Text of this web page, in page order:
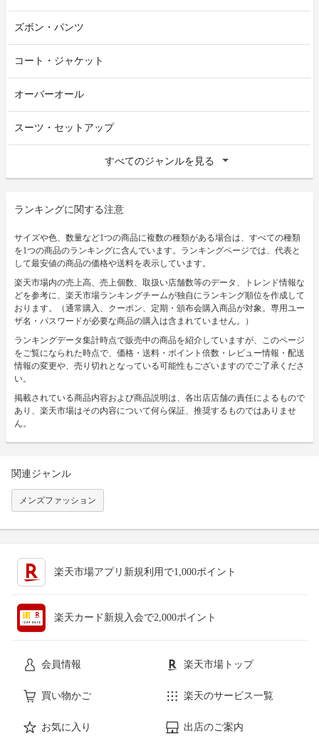
ズボン・パンツ
コート・ジャケット
オーバーオール
スーツ・セットアップ
すべてのジャンルを見る
ランキングに関する注意
サイズや色、数量など1つの商品に複数の種類がある場合は、すべての種類
を1つの商品のランキングに含んでいます。ランキングページでは、代表と
して最安値の商品の価格や送料を表示しています。
楽天市場内の売上高、売上個数、取扱い店舗数等のデータ、トレンド情報な
どを参考に、楽天市場ランキングチームが独自にランキング順位を作成して
おります。（通常購入、クーポン、定期・頒布会購入商品が対象。専用ユー
ザ名・パスワードが必要な商品の購入は含まれていません。）
ランキングデータ集計時点で販売中の商品を紹介していますが、このページ
をご覧になられた時点で、価格・送料・ポイント倍数・レビュー情報・配送
情報の変更や、売り切れとなっている可能性もございますのでご了承くださ
い。
掲載されている商品内容および商品説明は、各出店店舗の責任によるもので
あり、楽天市場はその内容について何ら保証、推奨するものではありませ
ん。
関連ジャンル
メンズファッション
楽天市場アプリ新規利用で1,000ポイント
楽天カード新規入会で2,000ポイント
会員情報 楽天市場トップ
買い物かご 楽天のサービス一覧
お気に入り 出店のご案内